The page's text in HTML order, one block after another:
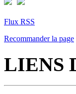
Flux RSS
Recommander la page
LIENS